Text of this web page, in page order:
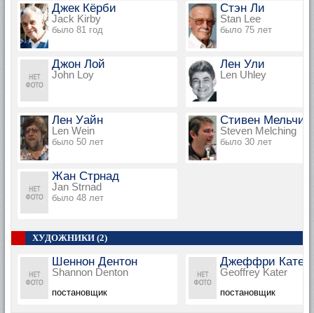
Джек Кёрби
Jack Kirby
было 81 год
Стэн Ли
Stan Lee
было 75 лет
Джон Лой
John Loy
Лен Ули
Len Uhley
Лен Уайн
Len Wein
было 50 лет
Стивен
Steven Melching
было 30 лет
Жан Стрнад
Jan Strnad
было 48 лет
ХУДОЖНИКИ (2)
Шеннон Дентон
Shannon Denton
постановщик
Джеффри Катер
Geoffrey Kater
постановщик